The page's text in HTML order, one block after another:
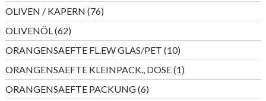
Produkte
OLIVEN / KAPERN 7676
Produkte
OLIVENÖL 6262
Produkte
ORANGENSAEFTE FL.EW GLAS/PET 1010
Produkte
ORANGENSAEFTE KLEINPACK., DOSE 11
Produkt
ORANGENSAEFTE PACKUNG 66